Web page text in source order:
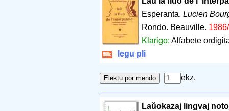
Esperanta. Lucien
Rondo. Beauville.
Klarigo: Alfabete
legu pli
ekz.
Laŭokazaj lingvaj